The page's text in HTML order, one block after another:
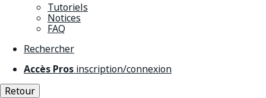
Tutoriels
Notices
FAQ
Rechercher
Accès Pros inscription/connexion
Retour